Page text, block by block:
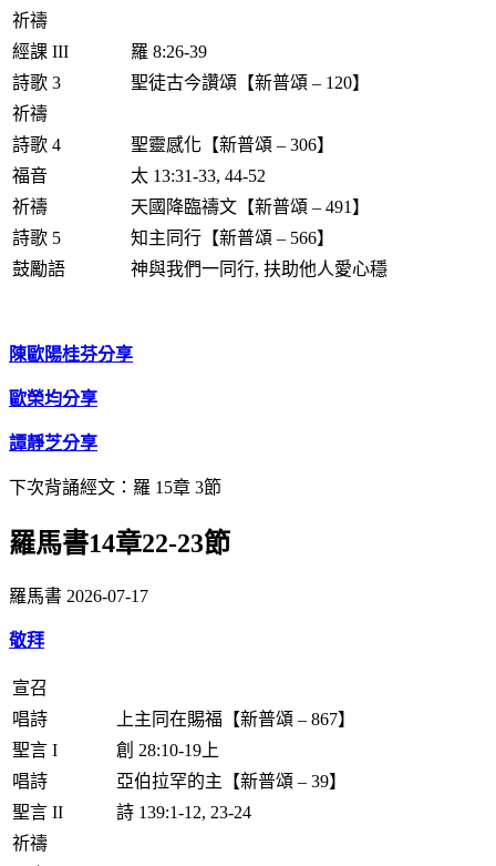
祈禱
經課 III
羅 8:26-39
詩歌 3
聖徒古今讚頌【新普頌 – 120】
祈禱
詩歌 4
聖靈感化【新普頌 – 306】
福音
太 13:31-33, 44-52
祈禱
天國降臨禱文【新普頌 – 491】
詩歌 5
知主同行【新普頌 – 566】
鼓勵語
神與我們一同行, 扶助他人愛心穩
陳歐陽桂芬分享
歐榮均分享
譚靜芝分享
下次背誦經文：羅 15章 3節
羅馬書14章22-23節
羅馬書 2026-07-17
敬拜
宣召
唱詩
上主同在賜福【新普頌 – 867】
聖言 I
創 28:10-19上
唱詩
亞伯拉罕的主【新普頌 – 39】
聖言 II
詩 139:1-12, 23-24
祈禱